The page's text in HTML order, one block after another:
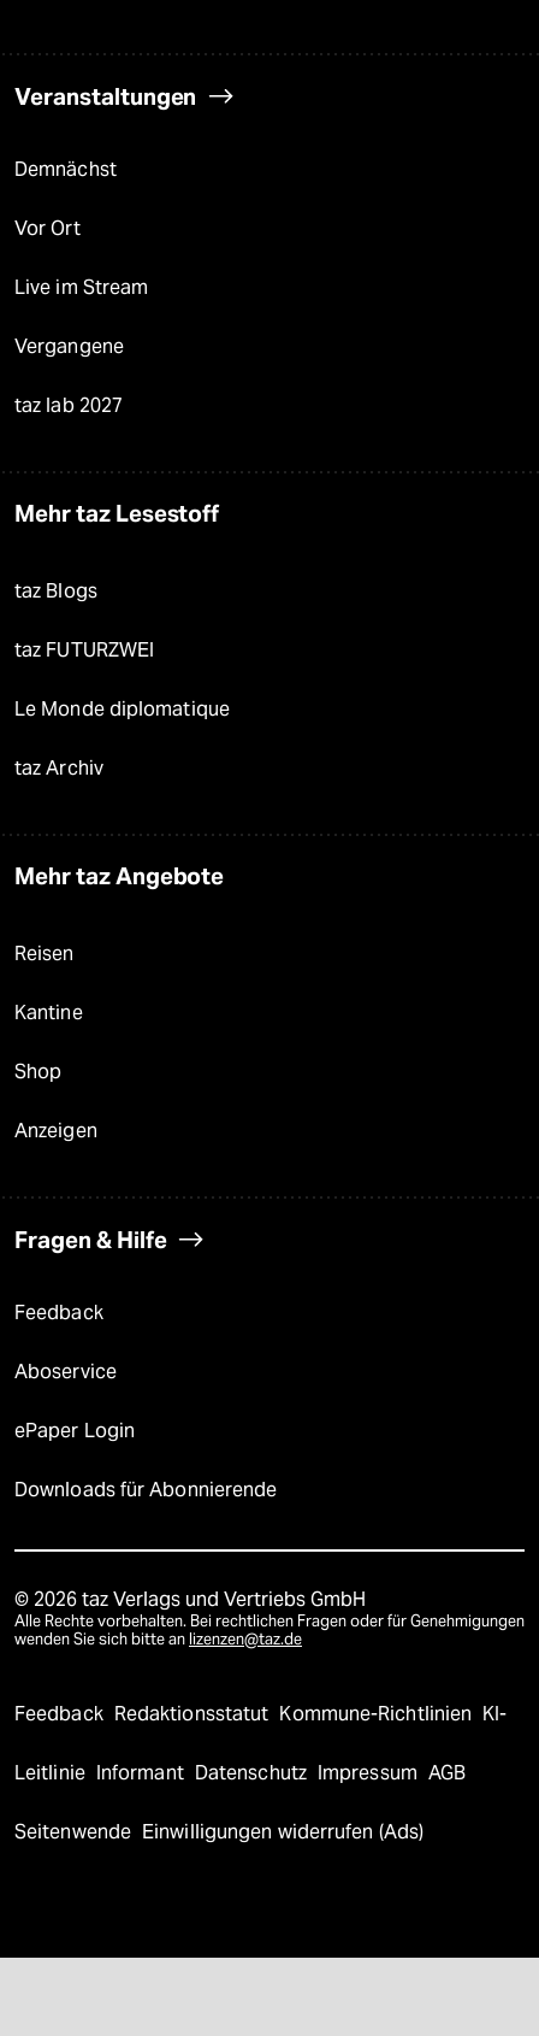
Veranstaltungen
Demnächst
Vor Ort
Live im Stream
Vergangene
taz lab 2027
Mehr taz Lesestoff
taz Blogs
taz FUTURZWEI
Le Monde diplomatique
taz Archiv
Mehr taz Angebote
Reisen
Kantine
Shop
Anzeigen
Fragen & Hilfe
Feedback
Aboservice
ePaper Login
Downloads für Abonnierende
© 2026 taz Verlags und Vertriebs GmbH
Alle Rechte vorbehalten. Bei rechtlichen Fragen oder für Genehmigungen
wenden Sie sich bitte an lizenzen@taz.de
Feedback Redaktionsstatut Kommune-Richtlinien KI-
Leitlinie Informant Datenschutz Impressum AGB
Seitenwende Einwilligungen widerrufen (Ads)